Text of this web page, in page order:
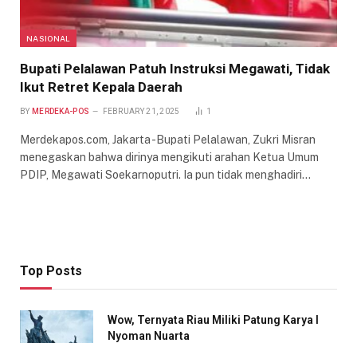
NASIONAL
Bupati Pelalawan Patuh Instruksi Megawati, Tidak
Ikut Retret Kepala Daerah
BY MERDEKA-POS FEBRUARY 21, 2025 1
Merdekapos.com, Jakarta -Bupati Pelalawan, Zukri Misran
menegaskan bahwa dirinya mengikuti arahan Ketua Umum
PDIP, Megawati Soekarnoputri. Ia pun tidak menghadiri…
Top Posts
Wow, Ternyata Riau Miliki Patung Karya I
Nyoman Nuarta